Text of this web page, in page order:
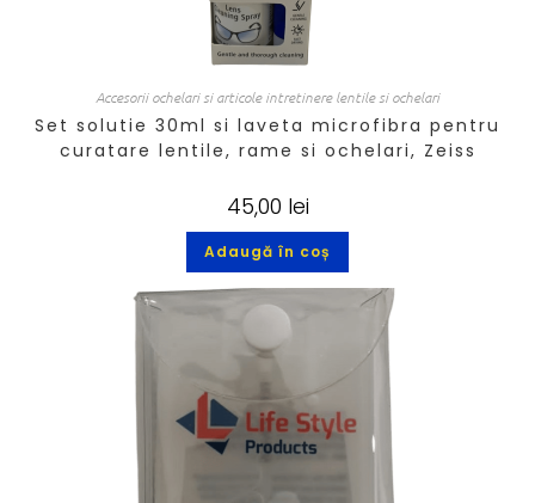
Accesorii ochelari si articole intretinere lentile si ochelari
Set solutie 30ml si laveta microfibra pentru
curatare lentile, rame si ochelari, Zeiss
45,00 lei
Adaugă în coș